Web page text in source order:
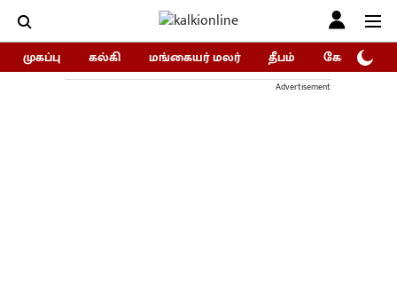
முகப்பு கல்கி மங்கையர் மலர் தீபம் கோகுலம்/
Advertisement